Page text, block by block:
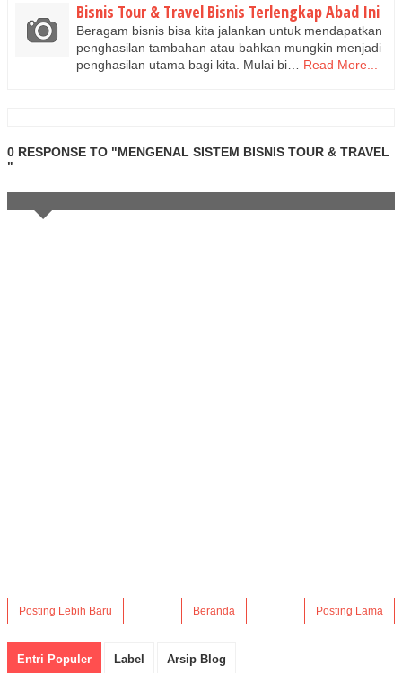
Bisnis Tour & Travel Bisnis Terlengkap Abad Ini
Beragam bisnis bisa kita jalankan untuk mendapatkan
penghasilan tambahan atau bahkan mungkin menjadi
penghasilan utama bagi kita. Mulai bi…
Read More...
0 RESPONSE TO "MENGENAL SISTEM BISNIS TOUR & TRAVEL
"
Posting Lebih Baru Posting Lama
Beranda
Entri Populer Label Arsip Blog